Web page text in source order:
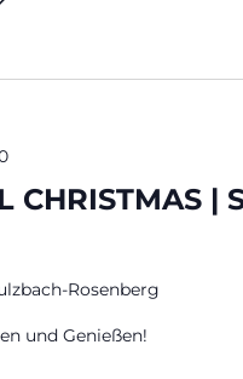
CHRISTMAS |
Rosenberg
und Genießen!